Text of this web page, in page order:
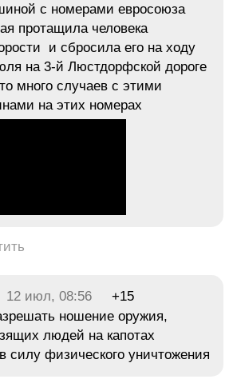
с номерами евросоюза
протащила человека
и сбросила его на ходу
на 3-й Люстдорфской дороге
много случаев с этими
на этих номерах
12 июл, 08:56
+15
ношение оружия,
людей на капотах
силу физического уничтожения